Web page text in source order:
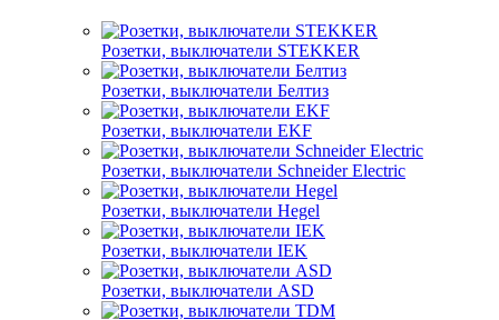
Розетки, выключатели STEKKER
Розетки, выключатели Белтиз
Розетки, выключатели EKF
Розетки, выключатели Schneider Electric
Розетки, выключатели Hegel
Розетки, выключатели IEK
Розетки, выключатели ASD